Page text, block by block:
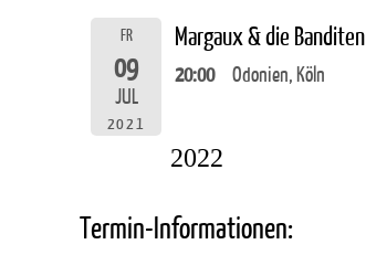
FR
09
JUL
2021
Margaux & die Banditen
20:00 Odonien, Köln
2022
Termin-Informationen: